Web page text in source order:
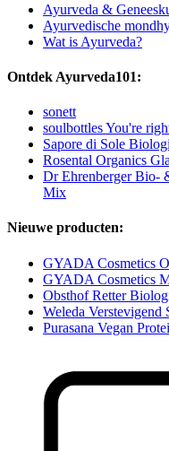
Ayurveda &
Ayurvedische
Wat is Ayurveda?
Ontdek Ayurveda101:
sonett
soulbottles You're
Sapore di Sole
Rosental Organics
Dr Ehrenberger Bio-
Mix
Nieuwe producten:
GYADA Cosmetics
GYADA Cosmetics
Obsthof Retter
Weleda Verstevigend
Purasana Vegan